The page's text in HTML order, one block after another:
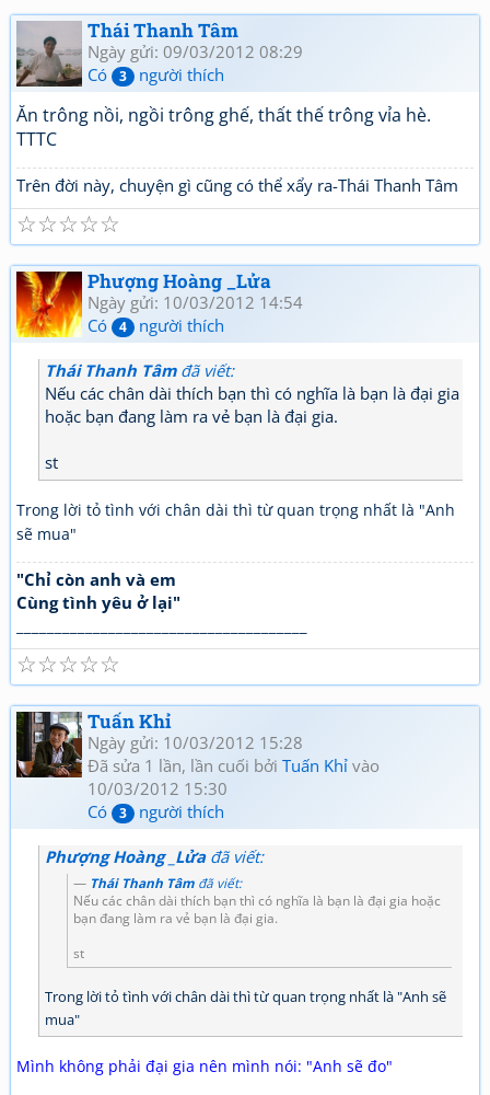
Thái Thanh Tâm
Ngày gửi: 09/03/2012 08:29
Có
3 người thích
Ăn trông nồi, ngồi trông ghế, thất thế trông vỉa hè.
TTTC
Trên đời này, chuyện gì cũng có thể xẩy ra-Thái Thanh Tâm
☆
☆
☆
☆
☆
Phượng Hoàng _Lửa
Ngày gửi: 10/03/2012 14:54
Có
4 người thích
Thái Thanh Tâmđã viết:
Nếu các chân dài thích bạn thì có nghĩa là bạn là đại gia
hoặc bạn đang làm ra vẻ bạn là đại gia.
st
Trong lời tỏ tình với chân dài thì từ quan trọng nhất là "Anh
sẽ mua"
"Chỉ còn anh và em
Cùng tình yêu ở lại"
☆
☆
☆
☆
☆
Tuấn Khỉ
Ngày gửi: 10/03/2012 15:28
Đã sửa 1 lần, lần cuối bởi Tuấn Khỉ vào
10/03/2012 15:30
Có
3 người thích
Phượng Hoàng _Lửađã viết:
Thái Thanh Tâm đã viết:
Nếu các chân dài thích bạn thì có nghĩa là bạn là đại gia hoặc
bạn đang làm ra vẻ bạn là đại gia.
st
Trong lời tỏ tình với chân dài thì từ quan trọng nhất là "Anh sẽ
mua"
Mình không phải đại gia nên mình nói: "Anh sẽ đo"